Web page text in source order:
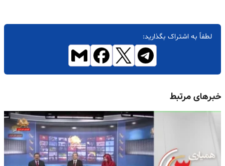
لطفاً به اشتراک بگذارید:
خبرهای مرتبط